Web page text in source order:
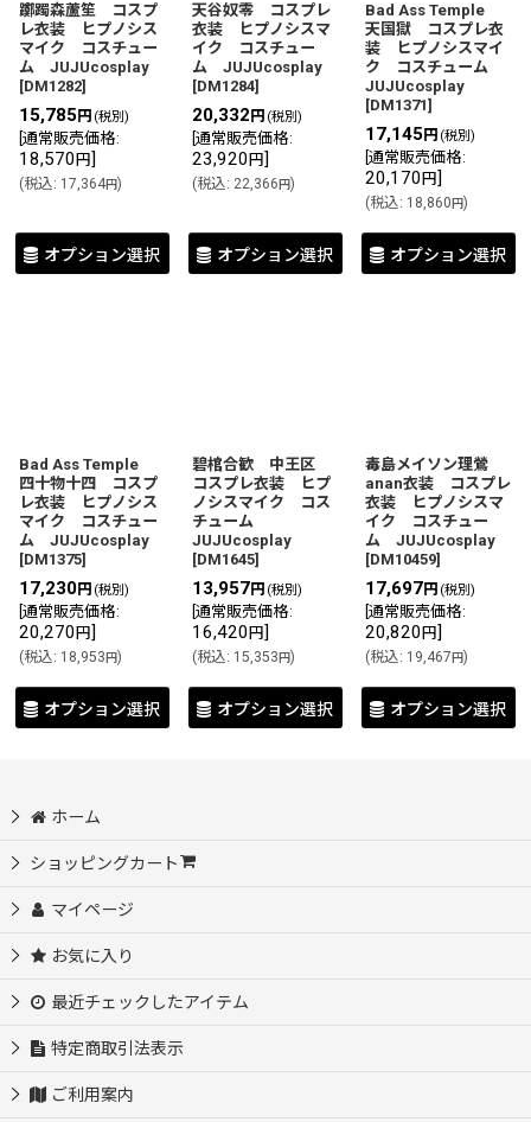
躑躅森蘆笙 コスプ
レ衣装 ヒプノシス
マイク コスチュー
ム JUJUcosplay
[DM1282]
15,785 円 (税別)
通常販売価格:
18,570 円]
(税込: 17,364円)
オプション選択
天谷奴零 コスプレ
衣装 ヒプノシスマ
イク コスチュー
ム JUJUcosplay
[DM1284]
20,332 円 (税別)
通常販売価格:
23,920 円]
(税込: 22,366円)
オプション選択
Bad Ass Temple
天国獄 コスプレ衣
装 ヒプノシスマイ
ク コスチューム
JUJUcosplay
[DM1371]
17,145 円 (税別)
通常販売価格:
20,170 円]
(税込: 18,860円)
オプション選択
Bad Ass Temple
四十物十四 コスプ
レ衣装 ヒプノシス
マイク コスチュー
ム JUJUcosplay
[DM1375]
17,230円 (税別)
通常販売価格:
20,270 円]
(税込: 18,953円)
オプション選択
碧棺合歓 中王区
コスプレ衣装 ヒプ
ノシスマイク コス
チューム
JUJUcosplay
[DM1645]
13,957円 (税別)
通常販売価格:
16,420 円]
(税込: 15,353円)
オプション選択
毒島メイソン理鶯
anan衣装 コスプレ
衣装 ヒプノシスマ
イク コスチュー
ム JUJUcosplay
[DM10459]
17,697円 (税別)
通常販売価格:
20,820 円]
(税込: 19,467円)
オプション選択
ホーム
ショッピングカート
マイページ
お気に入り
最近チェックしたアイテム
特定商取引法表示
ご利用案内